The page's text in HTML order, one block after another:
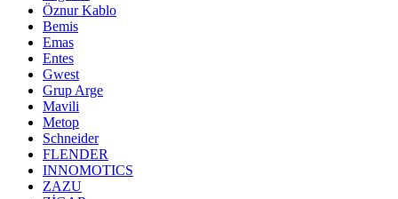
Öznur Kablo
Bemis
Emas
Entes
Gwest
Grup Arge
Mavili
Metop
Schneider
FLENDER
INNOMOTICS
ZAZU